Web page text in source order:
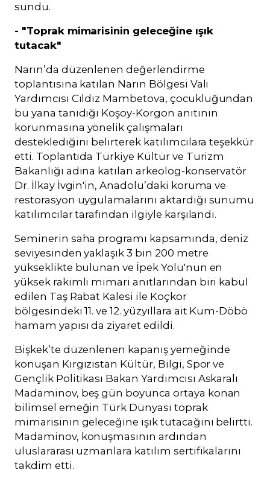
sundu.
- "Toprak mimarisinin geleceğine ışık
tutacak"
Narın’da düzenlenen değerlendirme
toplantısına katılan Narın Bölgesi Vali
Yardımcısı Cıldız Mambetova, çocukluğundan
bu yana tanıdığı Koşoy-Korgon anıtının
korunmasına yönelik çalışmaları
desteklediğini belirterek katılımcılara teşekkür
etti. Toplantıda Türkiye Kültür ve Turizm
Bakanlığı adına katılan arkeolog-konservatör
Dr. İlkay İvgin'in, Anadolu’daki koruma ve
restorasyon uygulamalarını aktardığı sunumu
katılımcılar tarafından ilgiyle karşılandı.
Seminerin saha programı kapsamında, deniz
seviyesinden yaklaşık 3 bin 200 metre
yükseklikte bulunan ve İpek Yolu'nun en
yüksek rakımlı mimari anıtlarından biri kabul
edilen Taş Rabat Kalesi ile Koçkor
bölgesindeki 11. ve 12. yüzyıllara ait Kum-Döbö
hamam yapısı da ziyaret edildi.
Bişkek’te düzenlenen kapanış yemeğinde
konuşan Kırgızistan Kültür, Bilgi, Spor ve
Gençlik Politikası Bakan Yardımcısı Askaralı
Madaminov, beş gün boyunca ortaya konan
bilimsel emeğin Türk Dünyası toprak
mimarisinin geleceğine ışık tutacağını belirtti.
Madaminov, konuşmasının ardından
uluslararası uzmanlara katılım sertifikalarını
takdim etti.